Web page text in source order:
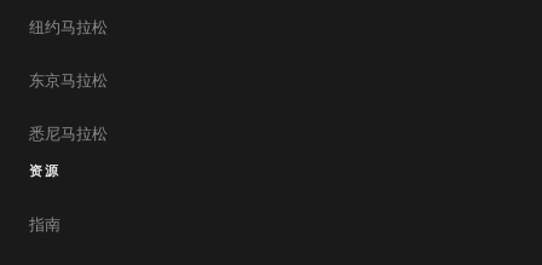
纽约马拉松
东京马拉松
悉尼马拉松
资源
指南